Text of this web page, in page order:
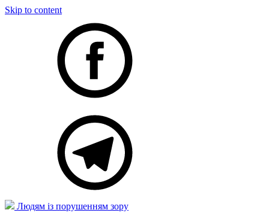
Skip to content
Людям із порушенням зору